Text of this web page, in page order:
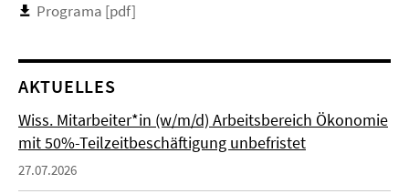
Programa [pdf]
AKTUELLES
Wiss. Mitarbeiter*in (w/m/d) Arbeitsbereich Ökonomie
mit 50%-Teilzeitbeschäftigung unbefristet
27.07.2026